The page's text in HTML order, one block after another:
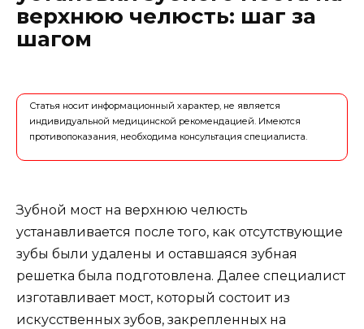
верхнюю челюсть: шаг за
шагом
Статья носит информационный характер, не является
индивидуальной медицинской рекомендацией. Имеются
противопоказания, необходима консультация специалиста.
Зубной мост на верхнюю челюсть
устанавливается после того, как отсутствующие
зубы были удалены и оставшаяся зубная
решетка была подготовлена. Далее специалист
изготавливает мост, который состоит из
искусственных зубов, закрепленных на